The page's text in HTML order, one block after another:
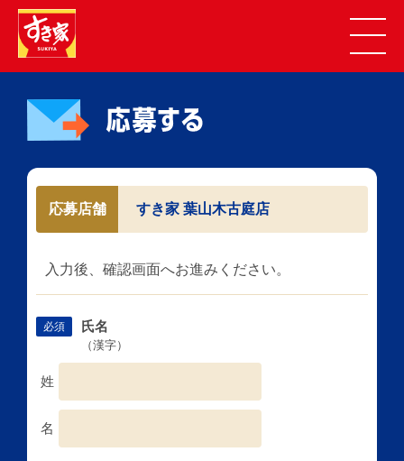
応募店舗 すき家 葉山木古庭店
入力後、確認画面へお進みください。
必須 氏名
（漢字）
姓
名